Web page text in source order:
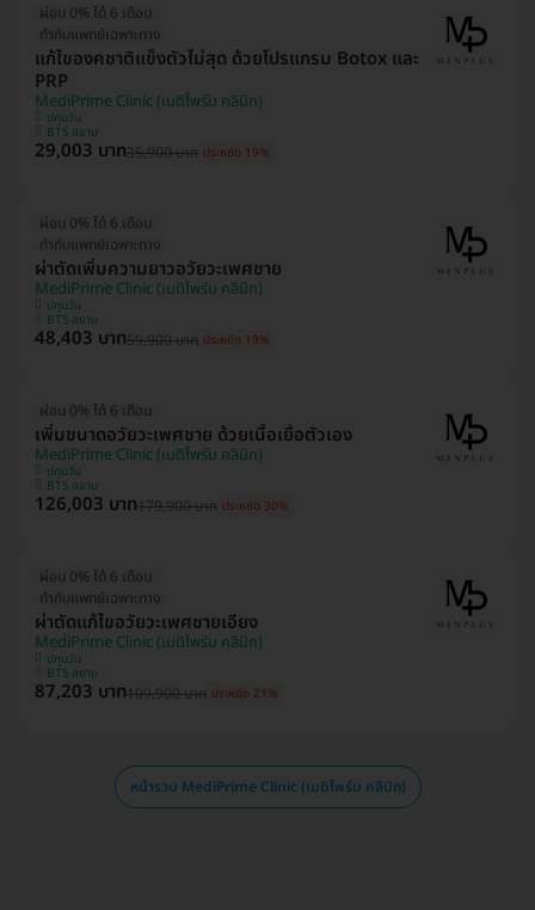
ผ่อน 0% ได้ 6 เดือน
ทำกับแพทย์เฉพาะทาง
แก้ไของคชาติแข็งตัวไม่สุด ด้วยโปรแกรม Botox และ
PRP
MediPrime Clinic (เมดิไพร์ม คลินิก)
ปทุมวัน
BTS สยาม
29,003 บาท35,900 บาท ประหยัด 19%
ผ่อน 0% ได้ 6 เดือน
ทำกับแพทย์เฉพาะทาง
ผ่าตัดเพิ่มความยาวอวัยวะเพศชาย
MediPrime Clinic (เมดิไพร์ม คลินิก)
ปทุมวัน
BTS สยาม
48,403 บาท59,900 บาท ประหยัด 19%
ผ่อน 0% ได้ 6 เดือน
เพิ่มขนาดอวัยวะเพศชาย ด้วยเนื้อเยื่อตัวเอง
MediPrime Clinic (เมดิไพร์ม คลินิก)
ปทุมวัน
BTS สยาม
126,003 บาท179,900 บาท ประหยัด 30%
ผ่อน 0% ได้ 6 เดือน
ทำกับแพทย์เฉพาะทาง
ผ่าตัดแก้ไขอวัยวะเพศชายเอียง
MediPrime Clinic (เมดิไพร์ม คลินิก)
ปทุมวัน
BTS สยาม
87,203 บาท109,900 บาท ประหยัด 21%
หน้ารวม MediPrime Clinic (เมดิไพร์ม คลินิก)